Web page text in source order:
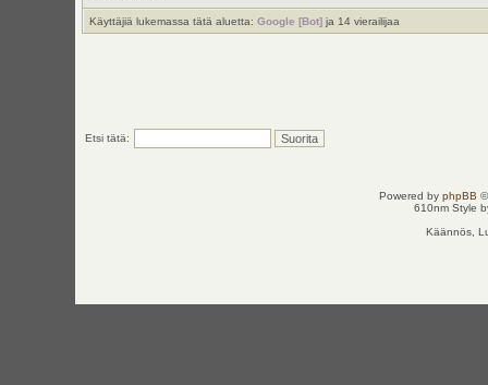
Käyttäjiä lukemassa tätä aluetta: Google [Bot]ja 14 vierailijaa
Etsi tätä:
Powered by phpBB
610nm Style
Käännös,